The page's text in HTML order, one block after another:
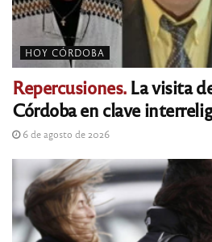
HOY CÓRDOBA
Repercusiones.La visita
Córdoba en clave
6 de agosto de 2026